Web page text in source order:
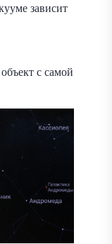
зависит
с самой